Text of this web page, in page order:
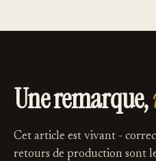
Une remarque,
Cet article est vivant -
retours de production sont